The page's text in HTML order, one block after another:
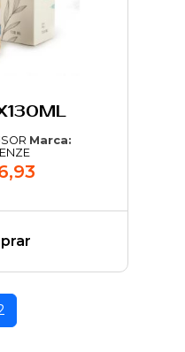
Marca: